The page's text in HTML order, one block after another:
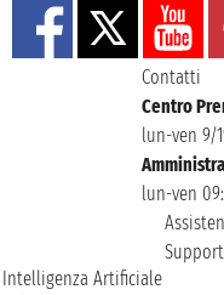
Contatti
Centro
lun-ven 9/
lun-ven
Intelligenza Artificiale